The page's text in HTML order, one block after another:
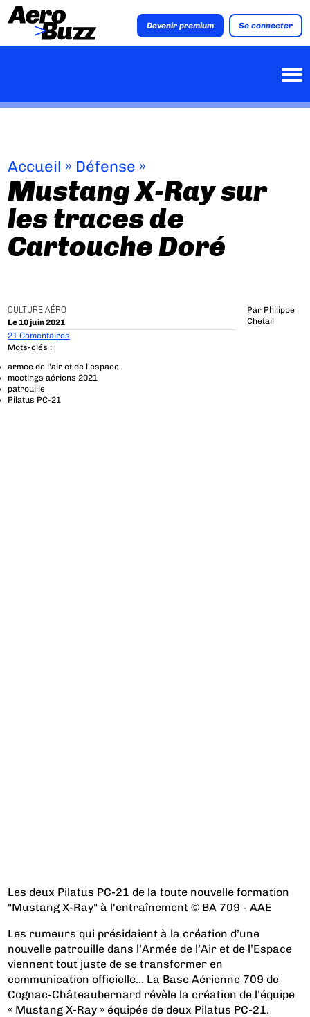
Devenir premium Se connecter
Accueil » Défense »
Mustang X-Ray sur
les traces de
Cartouche Doré
CULTURE AÉRO
Le 10 juin 2021
Par Philippe
Chetail
21 Comentaires
Mots-clés :
armee de l'air et de l'espace
meetings aériens 2021
patrouille
Pilatus PC-21
Les deux Pilatus PC-21 de la toute nouvelle formation
"Mustang X-Ray" à l'entraînement © BA 709 - AAE
Les rumeurs qui présidaient à la création d’une
nouvelle patrouille dans l’Armée de l’Air et de l’Espace
viennent tout juste de se transformer en
communication officielle… La Base Aérienne 709 de
Cognac-Châteaubernard révèle la création de l’équipe
« Mustang X-Ray » équipée de deux Pilatus PC-21.